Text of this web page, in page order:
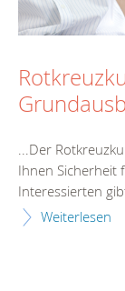
...Der
Ihnen Sicherheit
Interessierten
Weiterlesen